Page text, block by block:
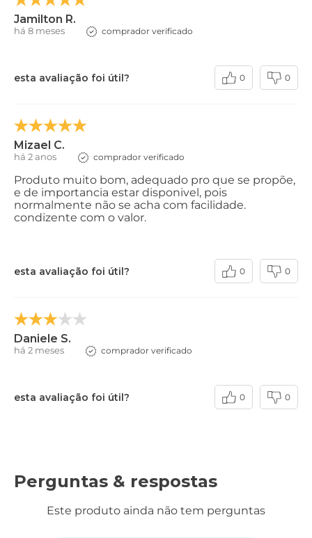
Jamilton R.
há 8 meses comprador verificado
esta avaliação foi útil? 0 0
Mizael C.
há 2 anos comprador verificado
Produto muito bom, adequado pro que se propõe,
e de importancia estar disponivel, pois
normalmente não se acha com facilidade.
condizente com o valor.
esta avaliação foi útil? 0 0
Daniele S.
há 2 meses comprador verificado
esta avaliação foi útil? 0 0
Perguntas & respostas
Este produto ainda não tem perguntas